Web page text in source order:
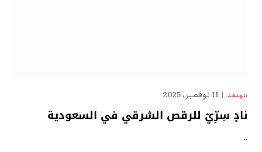
الهدهد 11 نوفمبر، 2025
نادٍ سِرِّيّ للرقص الشرقي في السعودية
…